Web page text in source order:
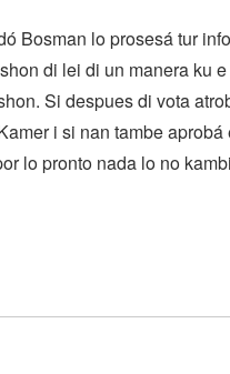
Bosman lo prosesá tur
di lei di un manera ku
Si despues di vota
i si nan tambe aprobá
lo pronto nada lo no